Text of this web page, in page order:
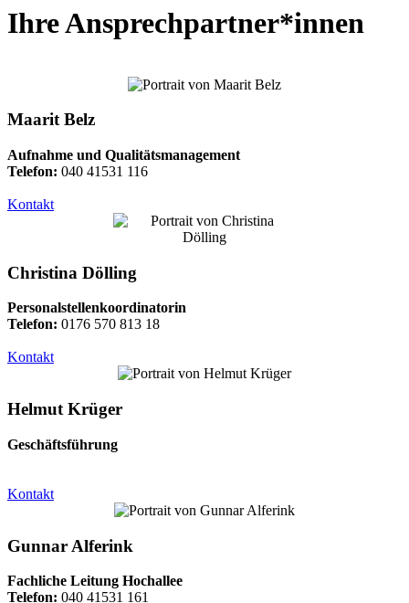
Ihre Ansprechpartner*innen
Maarit Belz
Aufnahme und Qualitätsmanagement
Telefon: 040 41531 116
Kontakt
Christina Dölling
Personalstellenkoordinatorin
Telefon: 0176 570 813 18
Kontakt
Helmut Krüger
Geschäftsführung
Kontakt
Gunnar Alferink
Fachliche Leitung Hochallee
Telefon: 040 41531 161